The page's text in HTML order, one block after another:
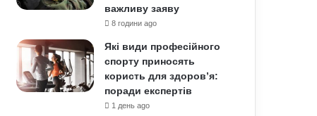
важливу заяву
8 години ago
Які види професійного
спорту приносять
користь для здоров’я:
поради експертів
1 день ago